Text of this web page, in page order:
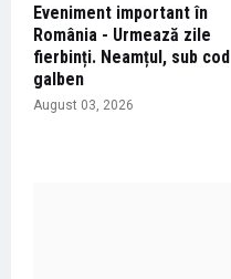
Eveniment important în
România - Urmează zile
fierbinți. Neamțul, sub cod
galben
August 03, 2026